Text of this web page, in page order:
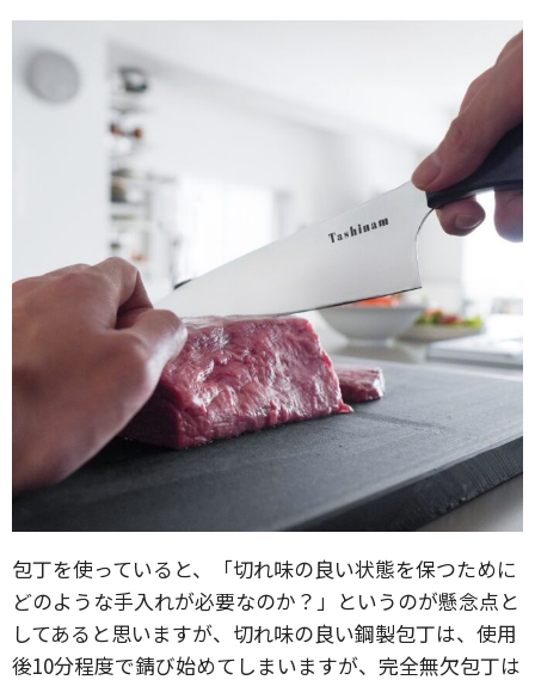
包丁を使っていると、「切れ味の良い状態を保つために
どのような手入れが必要なのか？」というのが懸念点と
してあると思いますが、切れ味の良い鋼製包丁は、使用
後10分程度で錆び始めてしまいますが、完全無欠包丁は